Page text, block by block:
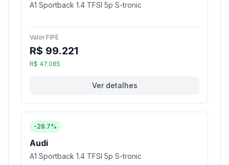
A1 Sportback 1.4 TFSI 5p S-tronic
Valor FIPE
R$ 99.221
R$ 47.085
Ver detalhes
-28.7%
Audi
A1 Sportback 1.4 TFSI 5p S-tronic